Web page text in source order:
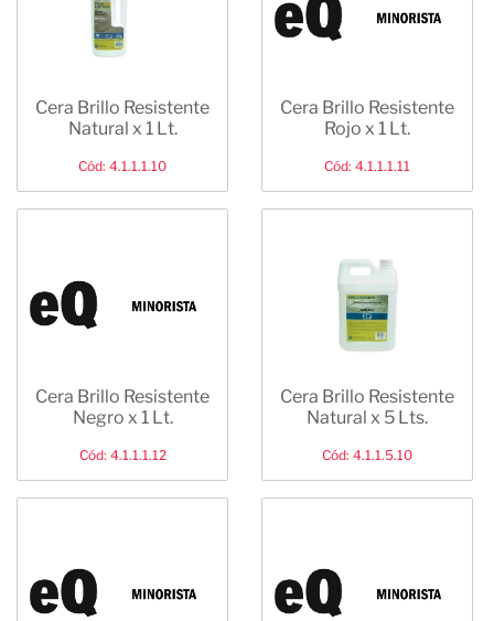
Cera Brillo Resistente
Natural x 1 Lt.
Cód: 4.1.1.1.10
Cera Brillo Resistente
Rojo x 1 Lt.
Cód: 4.1.1.1.11
Cera Brillo Resistente
Negro x 1 Lt.
Cód: 4.1.1.1.12
Cera Brillo Resistente
Natural x 5 Lts.
Cód: 4.1.1.5.10